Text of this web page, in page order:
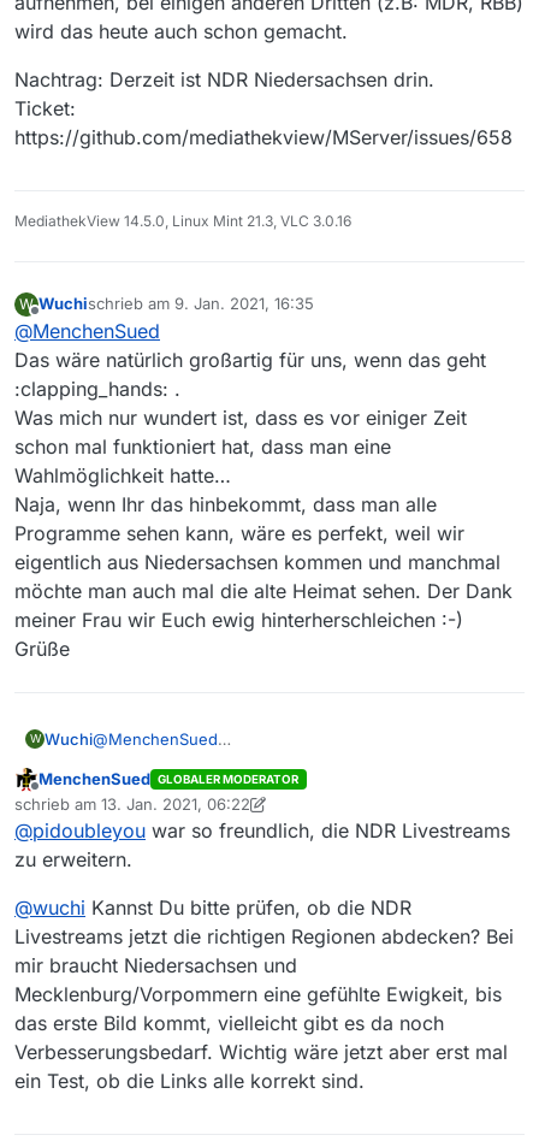
wird das heute auch schon gemacht.
Nachtrag: Derzeit ist NDR Niedersachsen drin.
Ticket:
https://github.com/mediathekview/MServer/issues/658
MediathekView 14.5.0, Linux Mint 21.3, VLC 3.0.16
W
Offline
Wuchischrieb am 9. Jan. 2021, 16:35
zuletzt editiert von
@MenchenSued
Das wäre natürlich großartig für uns, wenn das geht
:clapping_hands: .
Was mich nur wundert ist, dass es vor einiger Zeit
schon mal funktioniert hat, dass man eine
Wahlmöglichkeit hatte…
Naja, wenn Ihr das hinbekommt, dass man alle
Programme sehen kann, wäre es perfekt, weil wir
eigentlich aus Niedersachsen kommen und manchmal
möchte man auch mal die alte Heimat sehen. Der Dank
meiner Frau wir Euch ewig hinterherschleichen :-)
Grüße
W Wuchi@MenchenSued
:clapping_hands: .
Was mich nur wundert ist, dass es vor einiger Zeit
schon mal funktioniert hat, dass man eine
Wahlmöglichkeit hatte…
Programme sehen kann, wäre es perfekt, weil wir
eigentlich aus Niedersachsen kommen und manchmal
möchte man auch mal die alte Heimat sehen. Der Dank
meiner Frau wir Euch ewig hinterherschleichen :-)
Grüße
Offline
MenchenSued GLOBALER MODERATOR
schrieb am 13. Jan. 2021, 06:22
zuletzt editiert von MenchenSued
@pidoubleyou war so freundlich, die NDR Livestreams
zu erweitern.
@wuchi Kannst Du bitte prüfen, ob die NDR
Livestreams jetzt die richtigen Regionen abdecken? Bei
mir braucht Niedersachsen und
Mecklenburg/Vorpommern eine gefühlte Ewigkeit, bis
das erste Bild kommt, vielleicht gibt es da noch
Verbesserungsbedarf. Wichtig wäre jetzt aber erst mal
ein Test, ob die Links alle korrekt sind.